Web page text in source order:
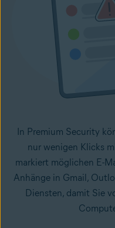
In Premium Security
nur wenigen Klicks
markiert möglichen E-
Anhänge in Gmail,
Diensten, damit Sie